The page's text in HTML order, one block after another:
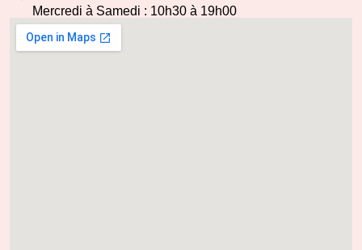
Mercredi à Samedi : 10h30 à 19h00